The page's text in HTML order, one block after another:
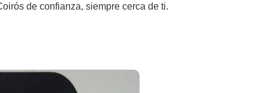
de confianza, siempre cerca de ti.